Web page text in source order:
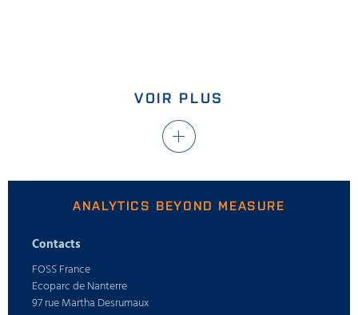
VOIR PLUS
ANALYTICS BEYOND MEASURE
Contacts
FOSS France
Ecoparc de Nanterre
97 rue Martha Desrumaux